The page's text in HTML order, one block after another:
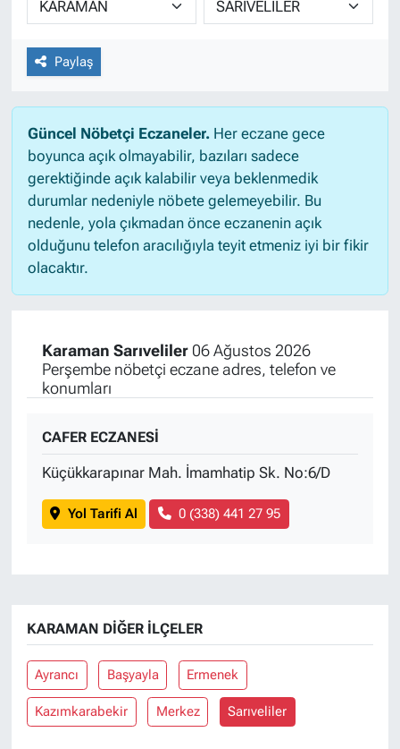
Paylaş
Güncel Nöbetçi Eczaneler.Her eczane gece
boyunca açık olmayabilir, bazıları sadece
gerektiğinde açık kalabilir veya beklenmedik
durumlar nedeniyle nöbete gelemeyebilir. Bu
nedenle, yola çıkmadan önce eczanenin açık
olduğunu telefon aracılığıyla teyit etmeniz iyi bir fikir
olacaktır.
Karaman Sarıveliler06 Ağustos 2026
Perşembe nöbetçi eczane adres, telefon ve
konumları
CAFER ECZANESİ
Küçükkarapınar Mah. İmamhatip Sk. No:6/D
Yol Tarifi Al 0 (338) 441 27 95
KARAMAN DIĞER İLÇELER
Ayrancı Başyayla Ermenek
Kazımkarabekir Merkez Sarıveliler